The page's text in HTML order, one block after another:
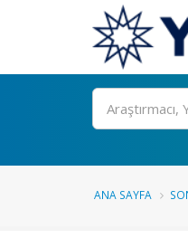
Ara
ANA SAYFA